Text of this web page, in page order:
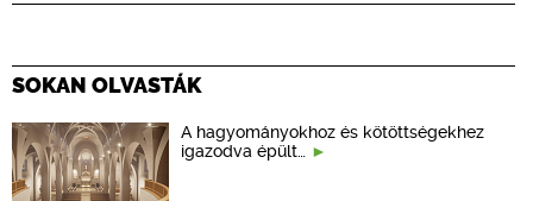
SOKAN OLVASTÁK
A hagyományokhoz és kötöttségekhez
igazodva épült…